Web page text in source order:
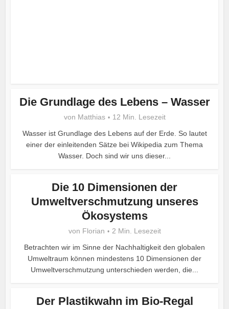
Die Grundlage des Lebens – Wasser
von Matthias
12 Min. Lesezeit
Wasser ist Grundlage des Lebens auf der Erde. So lautet
einer der einleitenden Sätze bei Wikipedia zum Thema
Wasser. Doch sind wir uns dieser...
Die 10 Dimensionen der
Umweltverschmutzung unseres
Ökosystems
von Florian
2 Min. Lesezeit
Betrachten wir im Sinne der Nachhaltigkeit den globalen
Umweltraum können mindestens 10 Dimensionen der
Umweltverschmutzung unterschieden werden, die...
Der Plastikwahn im Bio-Regal